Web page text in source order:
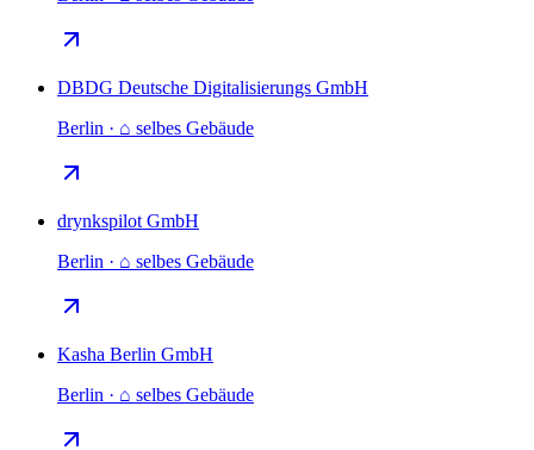
DBDG Deutsche Digitalisierungs GmbH
Berlin · ⌂ selbes Gebäude
drynkspilot GmbH
Berlin · ⌂ selbes Gebäude
Kasha Berlin GmbH
Berlin · ⌂ selbes Gebäude